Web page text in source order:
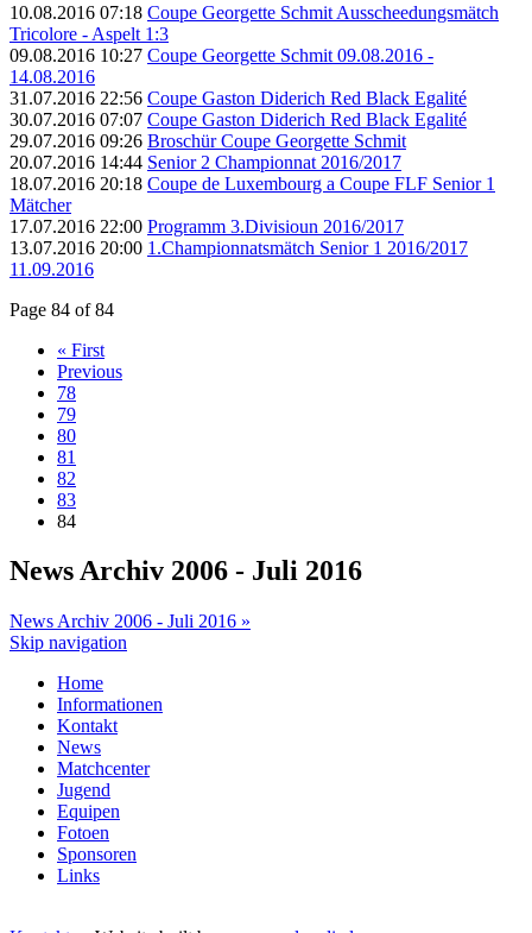
10.08.2016 07:18 Coupe Georgette Schmit Ausscheedungsmätch
Tricolore - Aspelt 1:3
09.08.2016 10:27 Coupe Georgette Schmit 09.08.2016 -
14.08.2016
31.07.2016 22:56 Coupe Gaston Diderich Red Black Egalité
30.07.2016 07:07 Coupe Gaston Diderich Red Black Egalité
29.07.2016 09:26 Broschür Coupe Georgette Schmit
20.07.2016 14:44 Senior 2 Championnat 2016/2017
18.07.2016 20:18 Coupe de Luxembourg a Coupe FLF Senior 1
Mätcher
17.07.2016 22:00 Programm 3.Divisioun 2016/2017
13.07.2016 20:00 1.Championnatsmätch Senior 1 2016/2017
11.09.2016
Page 84 of 84
« First
Previous
78
79
80
81
82
83
84
News Archiv 2006 - Juli 2016
News Archiv 2006 - Juli 2016 »
Skip navigation
Home
Informationen
Kontakt
News
Matchcenter
Jugend
Equipen
Fotoen
Sponsoren
Links